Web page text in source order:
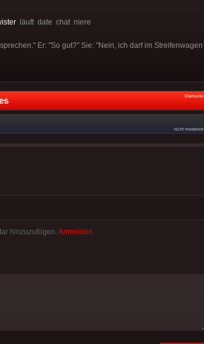
läuft date chat niere
Er: "So gut?" Sie: "Nein, ich darf im Streifenwagen
Startseite
nicht moderiert
hinzuzufügen. Anmelden